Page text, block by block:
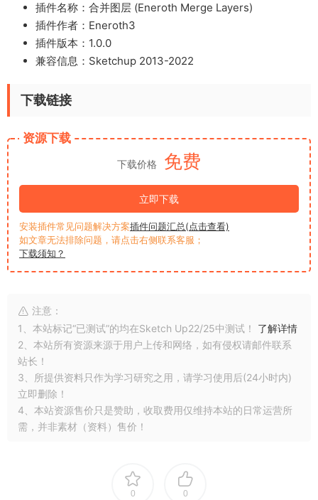
插件名称：合并图层 (Eneroth Merge Layers)
插件作者：Eneroth3
插件版本：1.0.0
兼容信息：Sketchup 2013-2022
下载链接
资源下载
下载价格 免费
立即下载
安装插件常见问题解决方案插件问题汇总(点击查看)
如文章无法排除问题，请点击右侧联系客服；
下载须知？
注意：
1、本站标记“已测试”的均在Sketch Up22/25中测试！ 了解详情
2、本站所有资源来源于用户上传和网络，如有侵权请邮件联系
站长！
3、所提供资料只作为学习研究之用，请学习使用后(24小时内)
立即删除！
4、本站资源售价只是赞助，收取费用仅维持本站的日常运营所
需，并非素材（资料）售价！
0 0